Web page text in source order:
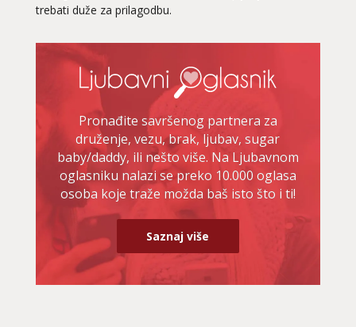
trebati duže za prilagodbu.
Pronađite savršenog partnera za
druženje, vezu, brak, ljubav, sugar
baby/daddy, ili nešto više. Na Ljubavnom
oglasniku nalazi se preko 10.000 oglasa
osoba koje traže možda baš isto što i ti!
Saznaj više